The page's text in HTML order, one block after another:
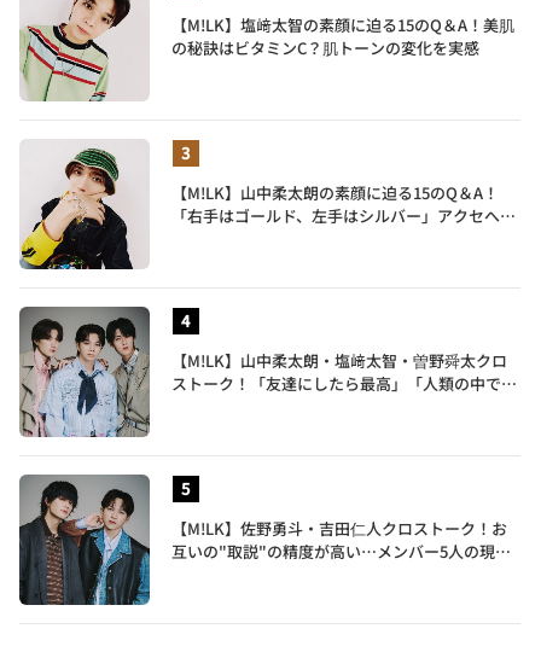
【M!LK】塩﨑太智の素顔に迫る15のQ＆A！美肌
の秘訣はビタミンC？肌トーンの変化を実感
【M!LK】山中柔太朗の素顔に迫る15のQ＆A！
「右手はゴールド、左手はシルバー」アクセへの
【M!LK】山中柔太朗・塩﨑太智・曽野舜太クロ
ストーク！「友達にしたら最高」「人類の中で桁
【M!LK】佐野勇斗・吉田仁人クロストーク！お
互いの"取説"の精度が高い…メンバー5人の現在